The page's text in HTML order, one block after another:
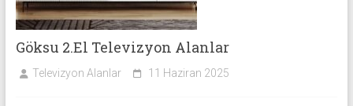
Göksu 2.El Televizyon Alanlar
Televizyon Alanlar 11 Haziran 2025